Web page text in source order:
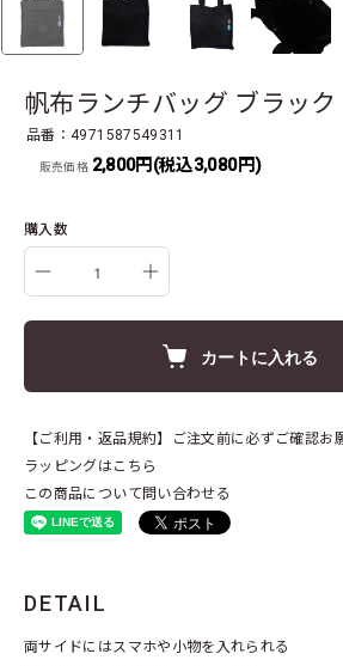
帆布ランチバッグ ブラ
品番：4971587549311
販売価格 2,800円(税込3,080円)
購入数
カートに入れる
【ご利用・返品規約】ご注文前に必ずご確認お
ラッピングはこちら
この商品について問い合わせる
DETAIL
両サイドにはスマホや小物を入れられる